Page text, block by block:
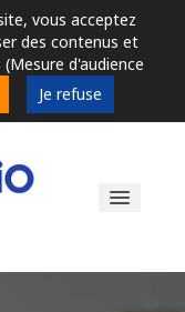
vous acceptez
des contenus et
d'audience
Je refuse